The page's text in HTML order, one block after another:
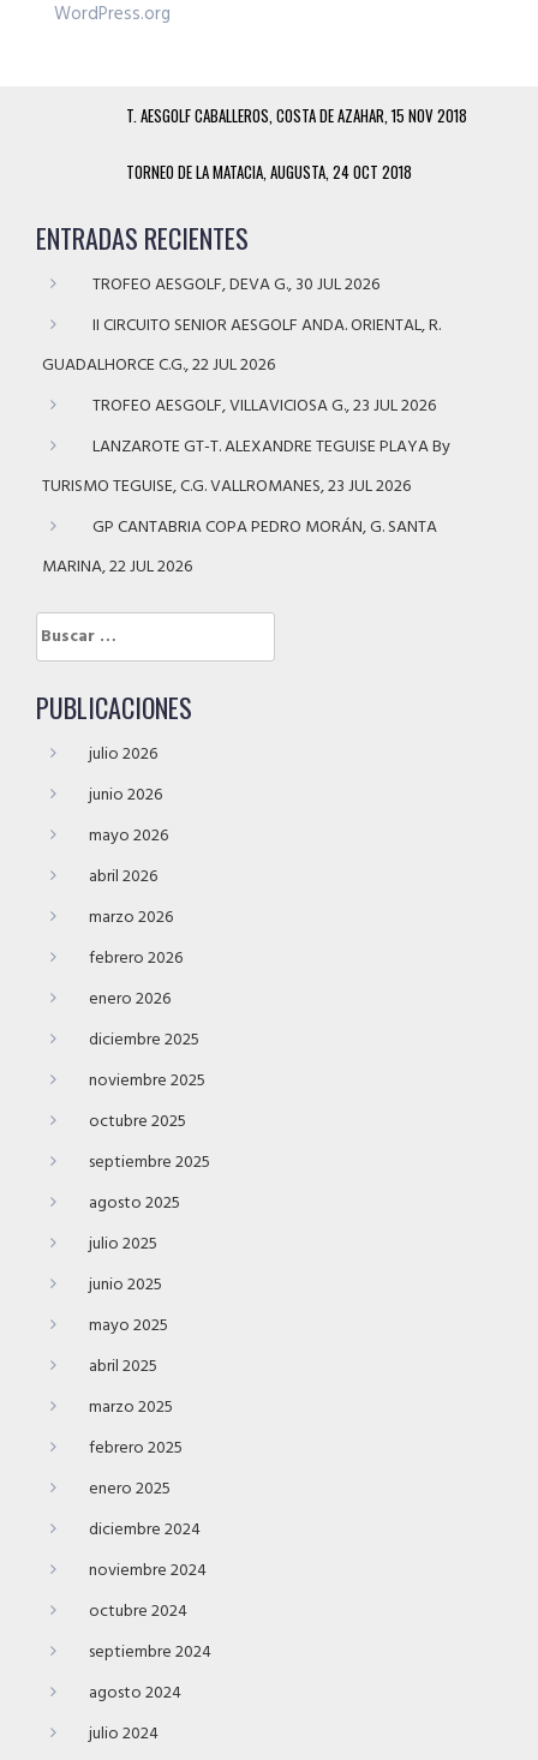
WordPress.org
T. AESGOLF CABALLEROS, COSTA DE AZAHAR, 15 NOV 2018
TORNEO DE LA MATACIA, AUGUSTA, 24 OCT 2018
ENTRADAS RECIENTES
TROFEO AESGOLF, DEVA G., 30 JUL 2026
II CIRCUITO SENIOR AESGOLF ANDA. ORIENTAL, R.
GUADALHORCE C.G., 22 JUL 2026
TROFEO AESGOLF, VILLAVICIOSA G., 23 JUL 2026
LANZAROTE GT-T. ALEXANDRE TEGUISE PLAYA By
TURISMO TEGUISE, C.G. VALLROMANES, 23 JUL 2026
GP CANTABRIA COPA PEDRO MORÁN, G. SANTA
MARINA, 22 JUL 2026
Buscar:
PUBLICACIONES
julio 2026
junio 2026
mayo 2026
abril 2026
marzo 2026
febrero 2026
enero 2026
diciembre 2025
noviembre 2025
octubre 2025
septiembre 2025
agosto 2025
julio 2025
junio 2025
mayo 2025
abril 2025
marzo 2025
febrero 2025
enero 2025
diciembre 2024
noviembre 2024
octubre 2024
septiembre 2024
agosto 2024
julio 2024